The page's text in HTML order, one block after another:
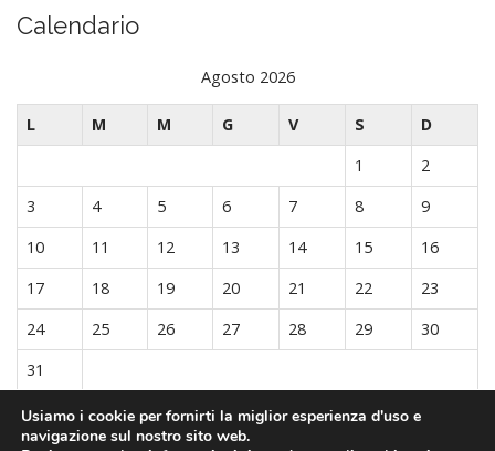
Calendario
Agosto 2026
L M M G V S
D
1
2
3
4 5 6 7 8
9
10
11 12 13 14 15
16
17
18 19 20 21 22
23
24
25 26 27 28 29
30
31
Usiamo i cookie per fornirti la miglior esperienza d'uso e
navigazione sul nostro sito web.